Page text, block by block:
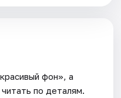
фон», а
по деталям.